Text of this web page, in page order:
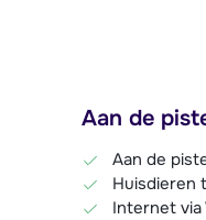
Aan de
Aan de
Huisdieren
Internet via